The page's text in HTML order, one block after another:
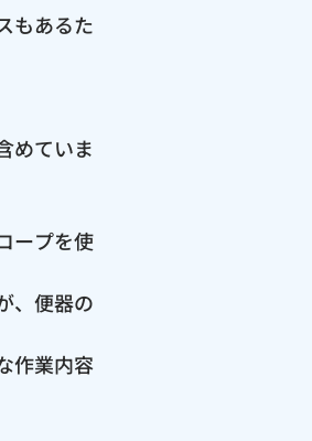
もあるた
めていま
ープを使
、便器の
作業内容